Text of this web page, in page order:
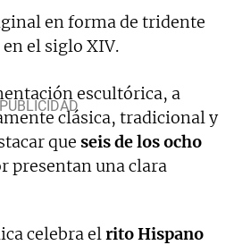
en forma de tridente
el siglo XIV.
escultórica, a
clásica, tradicional y
que seis de los ocho
presentan una clara
celebra elrito Hispano